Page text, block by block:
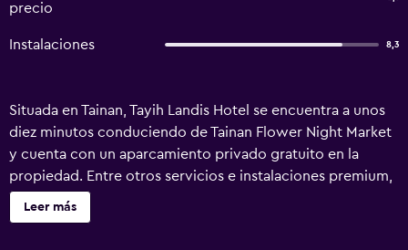
precio
Instalaciones 8,3
Situada en Tainan, Tayih Landis Hotel se encuentra a unos
diez minutos conduciendo de Tainan Flower Night Market
y cuenta con un aparcamiento privado gratuito en la
propiedad. Entre otros servicios e instalaciones premium,
este moderno hotel de 5 estrellas ofrece acceso a internet
gratuito en las zonas públicas y piscina cubierta. Los
Leer más